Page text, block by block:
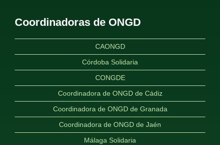
Coordinadoras de ONGD
CAONGD
Córdoba Solidaria
CONGDE
Coordinadora de ONGD de Cádiz
Coordinadora de ONGD de Granada
Coordinadora de ONGD de Jaén
Málaga Solidaria